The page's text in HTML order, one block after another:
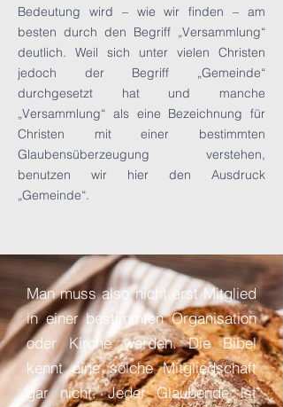
Bedeutung wird – wie wir finden – am
besten durch den Begriff „Versammlung“
deutlich. Weil sich unter vielen Christen
jedoch der Begriff „Gemeinde“
durchgesetzt hat und manche
„Versammlung“ als eine Bezeichnung für
Christen mit einer bestimmten
Glaubensüberzeugung verstehen,
benutzen wir hier den Ausdruck
„Gemeinde“.
Man muss also nicht erst Mitglied
in einer bestimmten Organisation
oder Kirche werden. Die Bibel
kennt eine solche Mitgliedschaft
gar nicht. Jeder Glaubende ist